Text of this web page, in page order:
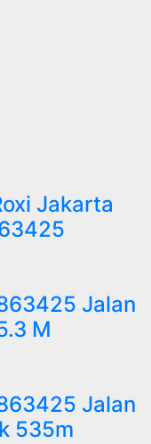
Jakarta
Jalan
M
Jalan
535m